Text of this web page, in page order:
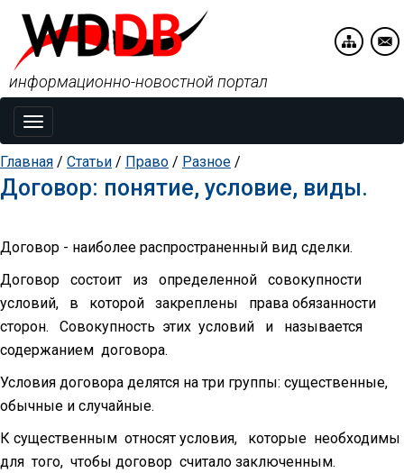
Toggle
navigation
информационно-новостной портал
Главная / Статьи / Право / Разное /
Договор: понятие, условие, виды.
Договор - наиболее распространенный вид сделки.
Договор состоит из определенной совокупности
условий, в которой закреплены права обязанности
сторон. Совокупность этих условий и называется
содержанием договора.
Условия договора делятся на три группы: существенные,
обычные и случайные.
К существенным относят условия, которые необходимы
для того, чтобы договор считало заключенным.